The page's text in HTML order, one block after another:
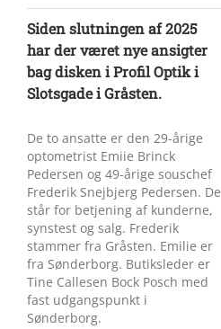
Siden slutningen af 2025
har der været nye ansigter
bag disken i Profil Optik i
Slotsgade i Gråsten.
De to ansatte er den 29-årige
optometrist Emiie Brinck
Pedersen og 49-årige souschef
Frederik Snejbjerg Pedersen. De
står for betjening af kunderne,
synstest og salg. Frederik
stammer fra Gråsten. Emilie er
fra Sønderborg. Butiksleder er
Tine Callesen Bock Posch med
fast udgangspunkt i
Sønderborg.